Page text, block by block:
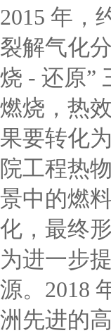
2015 年，
裂解气化
烧 - 还原”
燃烧，热
果要转化
院工程热
景中的燃
化，最终
为进一步
源。2018
洲先进的